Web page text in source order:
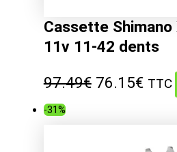
Cassette Shimano
11v 11-42 dents
97.49€ Le
76.15€Le
TTC
-31%